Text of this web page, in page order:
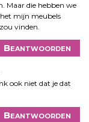
Maar die hebben we
mijn meubels
vinden.
Beantwoorden
ook niet dat je dat
Beantwoorden